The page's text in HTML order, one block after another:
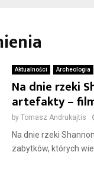
Aktualności Archeologia
Na dnie rzeki
artefakty –
by Tomasz Andrukajtis
Na dnie rzeki
zabytków, których